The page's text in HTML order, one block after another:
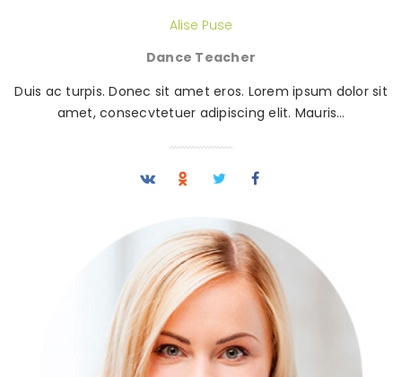
Alise Puse
Dance Teacher
Duis ac turpis. Donec sit amet eros. Lorem ipsum dolor sit
amet, consecvtetuer adipiscing elit. Mauris…